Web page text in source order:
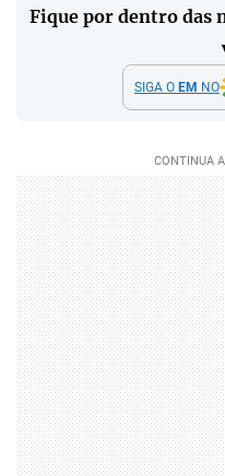
Fique por dentro das
SIGA O EM NO